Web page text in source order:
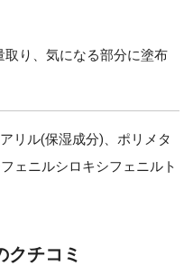
り、気になる部分に塗布
リル(保湿成分)、ポリメタ
ェニルシロキシフェニルト
クチコミ